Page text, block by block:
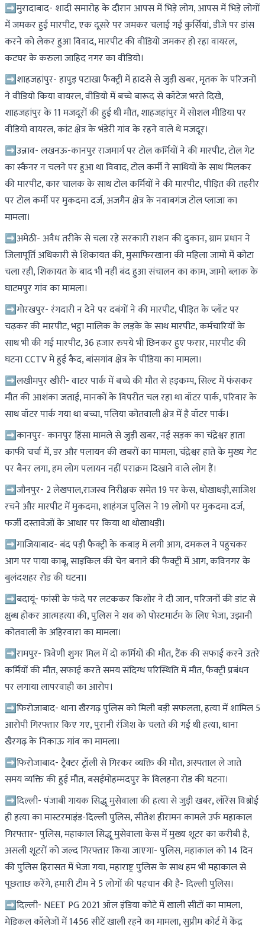
➡मुरादाबाद- शादी समारोह के दौरान आपस में भिड़े लोग, आपस में भिड़े लोगों
में जमकर हुई मारपीट, एक दूसरे पर जमकर चलाई गईं कुर्सियां, डीजे पर डांस
करने को लेकर हुआ विवाद, मारपीट की वीडियो जमकर हो रहा वायरल,
कटघर के करुला जाहिद नगर का वीडियो।
➡शाहजहांपुर- हापुड़ पटाखा फैक्ट्री में हादसे से जुड़ी खबर, मृतक के परिजनों
ने वीडियो किया वायरल, वीडियो में बच्चे बारूद से कॉटेज भरते दिखे,
शाहजहांपुर के 11 मजदूरों की हुई थी मौत, शाहजहांपुर में सोशल मीडिया पर
वीडियो वायरल, कांट क्षेत्र के भंडेरी गांव के रहने वाले थे मजदूर।
➡उन्नाव- लखनऊ-कानपुर राजमार्ग पर टोल कर्मियों ने की मारपीट, टोल गेट
का स्कैनर न चलने पर हुआ था विवाद, टोल कर्मी ने साथियों के साथ मिलकर
की मारपीट, कार चालक के साथ टोल कर्मियों ने की मारपीट, पीड़ित की तहरीर
पर टोल कर्मी पर मुकदमा दर्ज, अजगैन क्षेत्र के नवाबगंज टोल प्लाजा का
मामला।
➡अमेठी- अवैध तरीके से चला रहे सरकारी राशन की दुकान, ग्राम प्रधान ने
जिलापूर्ति अधिकारी से शिकायत की, मुसाफिरखाना की महिला जामो में कोटा
चला रही, शिकायत के बाद भी नहीं बंद हुआ संचालन का काम, जामो ब्लाक के
घाटमपुर गांव का मामला।
➡गोरखपुर- रंगदारी न देने पर दबंगों ने की मारपीट, पीड़ित के प्लॉट पर
चढ़कर की मारपीट, भट्ठा मालिक के लड़के के साथ मारपीट, कर्मचारियों के
साथ भी की गई मारपीट, 36 हजार रुपये भी छिनकर हुए फरार, मारपीट की
घटना CCTV मे हुई कैद, बांसगांव क्षेत्र के पीडिया का मामला।
➡लखीमपुर खीरी- वाटर पार्क में बच्चे की मौत से हड़कम्प, सिल्ट में फंसकर
मौत की आशंका जताई, मानकों के विपरीत चल रहा था वॉटर पार्क, परिवार के
साथ वॉटर पार्क गया था बच्चा, पलिया कोतवाली क्षेत्र में है वॉटर पार्क।
➡कानपुर- कानपुर हिंसा मामले से जुड़ी खबर, नई सड़क का चंद्रेश्वर हाता
काफी चर्चा में, डर और पलायन की खबरों का मामला, चंद्रेश्वर हाते के मुख्य गेट
पर बैनर लगा, हम लोग पलायन नहीं पराक्रम दिखाने वाले लोग हैं।
➡जौनपुर- 2 लेखपाल,राजस्व निरीक्षक समेत 19 पर केस, धोखाधड़ी,साजिश
रचने और मारपीट में मुकदमा, शाहंगज पुलिस ने 19 लोगों पर मुकदमा दर्ज,
फर्जी दस्तावेजों के आधार पर किया था धोखाधड़ी।
➡गाजियाबाद- बंद पड़ी फैक्ट्री के कबाड़ में लगी आग, दमकल ने पहुचकर
आग पर पाया काबू, साइकिल की चेन बनाने की फैक्ट्री में आग, कविनगर के
बुलंदशहर रोड की घटना।
➡बदायूं- फांसी के फंदे पर लटककर किशोर ने दी जान, परिजनों की डांट से
क्षुब्ध होकर आत्महत्या की, पुलिस ने शव को पोस्टमार्टम के लिए भेजा, उझानी
कोतवाली के अहिरवारा का मामला।
➡रामपुर- त्रिवेणी शुगर मिल में दो कर्मियों की मौत, टैंक की सफाई करने उतरे
कर्मियों की मौत, सफाई करते समय संदिग्ध परिस्थिति में मौत, फैक्ट्री प्रबंधन
पर लगाया लापरवाही का आरोप।
➡फिरोजाबाद- थाना खैरगढ़ पुलिस को मिली बड़ी सफलता, हत्या में शामिल 5
आरोपी गिरफ्तार किए गए, पुरानी रंजिश के चलते की गई थी हत्या, थाना
खैरगढ़ के निकाऊ गांव का मामला।
➡फिरोजाबाद- ट्रैक्टर ट्रॉली से गिरकर व्यक्ति की मौत, अस्पताल ले जाते
समय व्यक्ति की हुई मौत, बसईमोहम्मदपुर के विलहना रोड की घटना।
➡दिल्ली- पंजाबी गायक सिद्धू मुसेवाला की हत्या से जुड़ी खबर, लॉरेंस विश्नोई
ही हत्या का मास्टरमाइंड-दिल्ली पुलिस, सीतेश हीरामन कामले उर्फ महाकाल
गिरफ्तार- पुलिस, महाकाल सिद्धू मुसेवाला केस में मुख्य शूटर का करीबी है,
असली शूटरों को जल्द गिरफ्तार किया जाएगा- पुलिस, महाकाल को 14 दिन
की पुलिस हिरासत में भेजा गया, महाराष्ट्र पुलिस के साथ हम भी महाकाल से
पूछताछ करेंगे, हमारी टीम ने 5 लोगों की पहचान की है- दिल्ली पुलिस।
➡दिल्ली- NEET PG 2021 ऑल इंडिया कोटे में खाली सीटों का मामला,
मेडिकल कॉलेजों में 1456 सीटें खाली रहने का मामला, सुप्रीम कोर्ट में केंद्र